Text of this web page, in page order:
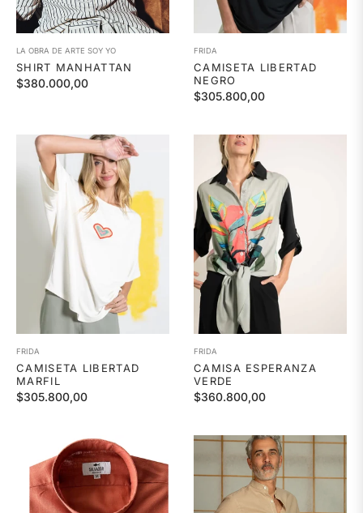
LA OBRA DE ARTE SOY YO
SHIRT MANHATTAN
Precio
$380.000,00
FRIDA
CAMISETA LIBERTAD
NEGRO
Precio
$305.800,00
FRIDA
CAMISETA LIBERTAD
MARFIL
Precio
$305.800,00
FRIDA
CAMISA ESPERANZA
VERDE
Precio
$360.800,00